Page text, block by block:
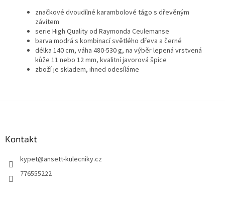
značkové dvoudílné karambolové tágo s dřevěným
závitem
serie High Quality od Raymonda Ceulemanse
barva modrá s kombinací světlého dřeva a černé
délka 140 cm, váha 480-530 g, na výběr lepená vrstvená
kůže 11 nebo 12 mm, kvalitní javorová špice
zboží je skladem, ihned odesíláme
Kontakt
kypet@ansett-kulecniky.cz
776555222